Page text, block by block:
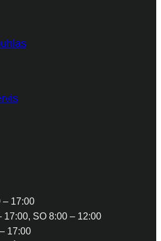
– 17:00
17:00, SO 8:00 – 12:00
17:00